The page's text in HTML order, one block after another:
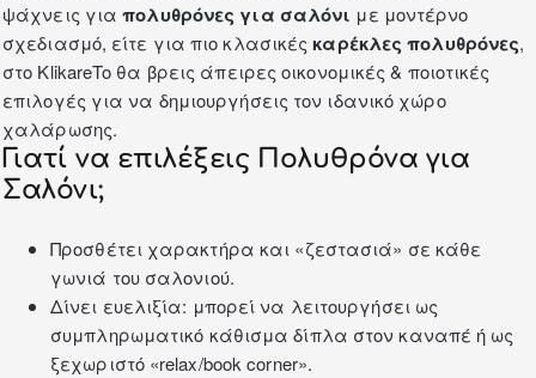
ψάχνεις γιαπολυθρόνες για σαλόνι με μοντέρνο
σχεδιασμό, είτε για πιο κλασικέςκαρέκλες πολυθρόνες,
στο KlikareTo θα βρεις άπειρες οικονομικές & ποιοτικές
επιλογές για να δημιουργήσεις τον ιδανικό χώρο
χαλάρωσης.
Γιατί να επιλέξεις Πολυθρόνα για
Σαλόνι;
Προσθέτει χαρακτήρα και «ζεστασιά» σε κάθε
γωνιά του σαλονιού.
Δίνει ευελιξία: μπορεί να λειτουργήσει ως
συμπληρωματικό κάθισμα δίπλα στον καναπέ ή ως
ξεχωριστό «relax/book corner».